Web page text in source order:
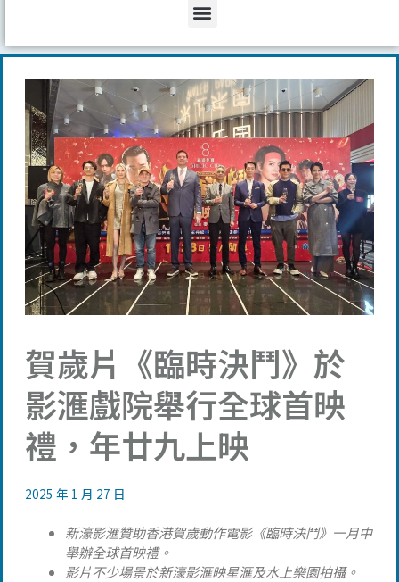
Menu
賀歲片《臨時決鬥》於
影滙戲院舉行全球首映
禮，年廿九上映
2025 年 1 月 27 日
新濠影滙贊助香港賀歲動作電影《臨時決鬥》一月中
舉辦全球首映禮。
影片不少場景於新濠影滙映星滙及水上樂園拍攝。